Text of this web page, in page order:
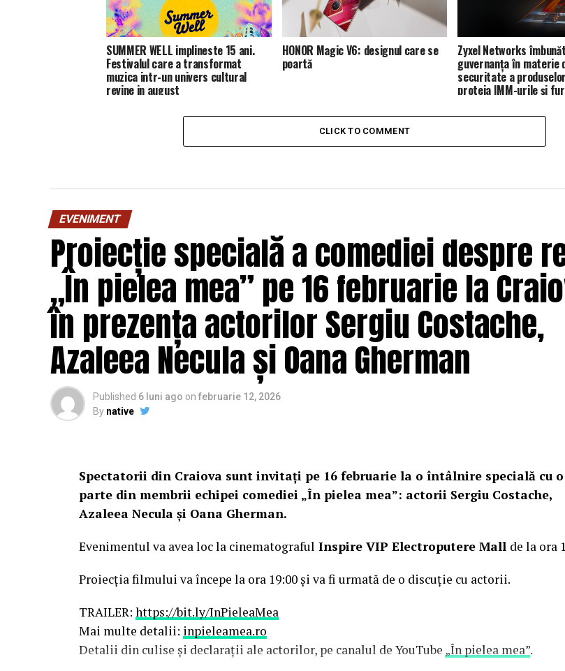
SUMMER WELL implineste 15 ani.
Festivalul care a transformat
muzica intr-un univers cultural
revine in august
HONOR Magic V6: designul care se
poartă
Zyxel Networks
guvernanța în materie
securitate a
proteja IMM-urile și
CLICK TO COMMENT
EVENIMENT
Proiecție specială a comediei despre
„În pielea mea” pe 16 februarie la
în prezența actorilor Sergiu Costache,
Azaleea Necula și Oana Gherman
Published 6 luni ago on februarie 12, 2026
By native
Spectatorii din Craiova sunt invitați pe 16 februarie la o întâlnire specială cu o
parte din membrii echipei comediei „În pielea mea”: actorii Sergiu Costache,
Azaleea Necula și Oana Gherman.
Evenimentul va avea loc la cinematograful Inspire VIP Electroputere Mall de la ora
Proiecția filmului va începe la ora 19:00 și va fi urmată de o discuție cu actorii.
TRAILER: https://bit.ly/InPieleaMea
Mai multe detalii: inpieleamea.ro
Detalii din culise și declarații ale actorilor, pe canalul de YouTube „În pielea mea”.